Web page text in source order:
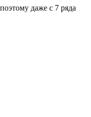
даже с 7 ряда